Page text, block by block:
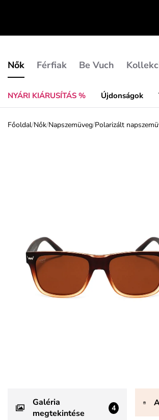
Nők
NYÁRI KIÁRUSÍTÁS % Újdonságok
Férfiak Be Vuch
Főoldal/Nők/Napszemüveg/Polarizált
Galéria
megtekintése
4